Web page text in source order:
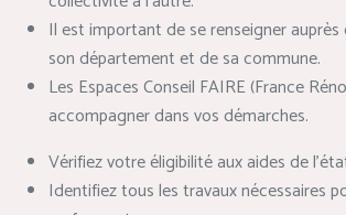
Il est important de se renseigner
son département et de sa commune.
Les Espaces Conseil FAIRE (France
accompagner dans vos démarches.
Vérifiez votre éligibilité aux aides de
Identifiez tous les travaux nécessaires